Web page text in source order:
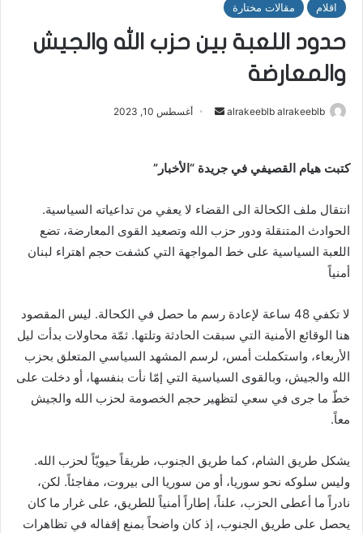
اقلام مقالات مختارة
حدود اللعبة بين حزب الله والجيش
والمعارضة
alrakeeblb alrakeeblb
ل
ر
ي
ر
و
ن
أغسطس 10, 2023
كتبت هيام القصيفي في جريدة “الأخبار”
انتقال ملف الكحالة الى القضاء لا يعفي من تداعياته السياسية.
الحوادث المتنقلة ودور حزب الله وتصعيد القوى المعارضة، تضع
اللعبة السياسية على خط المواجهة التي كشفت حجم اهتراء لبنان
أمنياً
لا تكفي 48 ساعة لإعادة رسم ما حصل في الكحالة. ليس المقصود
هنا الوقائع الأمنية التي سبقت الحادثة وتلتها. ثمّة محاولات بدأت ليل
الأربعاء، واستكملت أمس، لرسم المشهد السياسي المتعلق بحزب
الله والجيش، وبالقوى السياسية التي إمّا نأت بنفسها، أو دخلت على
خطّ ما جرى في سعي لتظهير حجم الخصومة لحزب الله والجيش
معاً.
يشكل طريق الشام، كما طريق الجنوب، طريقاً حيويّاً لحزب الله.
وليس سلوكه نحو سوريا، أو من سوريا الى بيروت، مفاجئاً. لكن،
نادراً ما أعطى الحزب، علناً، إطاراً أمنياً للطريق، على غرار ما كان
يحصل على طريق الجنوب، إذ كان واضحاً بمنع إقفاله في تظاهرات